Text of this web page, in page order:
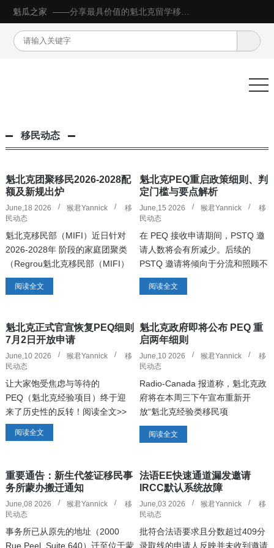
魁瓜之家 ——分享最具价值的魁北克留学移民生活信息
移民动态
魁北克团聚移民2026-2028配
额及新规出炉
June,18 2026 猴君Yannick
移
民动态
魁北克移民部（MIFI）近日针对
2026-2028年 阶段的家庭团聚类
（Regrou魁北克移民部（MIFI）
近日针对 2026-2028年 阶段的家
庭团聚类（Regroupement
阅读全文
魁北克PEQ重启政策细则、判
定门槛与要点解析
June,15 2026 猴君Yannick
移
民动态
在 PEQ 接收申请期间，PSTQ 邀
请人数将会有所减少。后续的
PSTQ 邀请将倾向于分流和照顾不
符合 PEQ 资格的人群（例如：从
事 FEER 4、5 类低技术职业者，
阅读全文
魁北克正式官宣恢复PEQ细则
7月2日开放申请
June,10 2026 猴君Yannick
移
民动态
让大家饱受焦虑与等待的
PEQ（魁北克经验项目）终于迎
来了历史性的反转！阅读全文>>
阅读全文
魁北克政府即将公布 PEQ 重
启两年细则
June,10 2026 猴君Yannick
移
民动态
Radio-Canada 报道称，魁北克政
府将在本周三下午宣布重新开
放“魁北克经验类移民项
目”（Programme de l’expérience
québécoise，PEQ），开放期限
阅读全文
重要通告：新生代签证移民事
务所蒙办搬迁通知
June,08 2026 猴君Yannick
移
民动态
事务所已从原先的地址（2000
Rue Peel, Suite 640）迁至位于蒙
法语EE快速通道漏发邀请
IRCC默认系统故障
June,03 2026 猴君Yannick
移
民动态
批符合法语要求且分数超过409分
录取线的申请人反映并未收到邀请